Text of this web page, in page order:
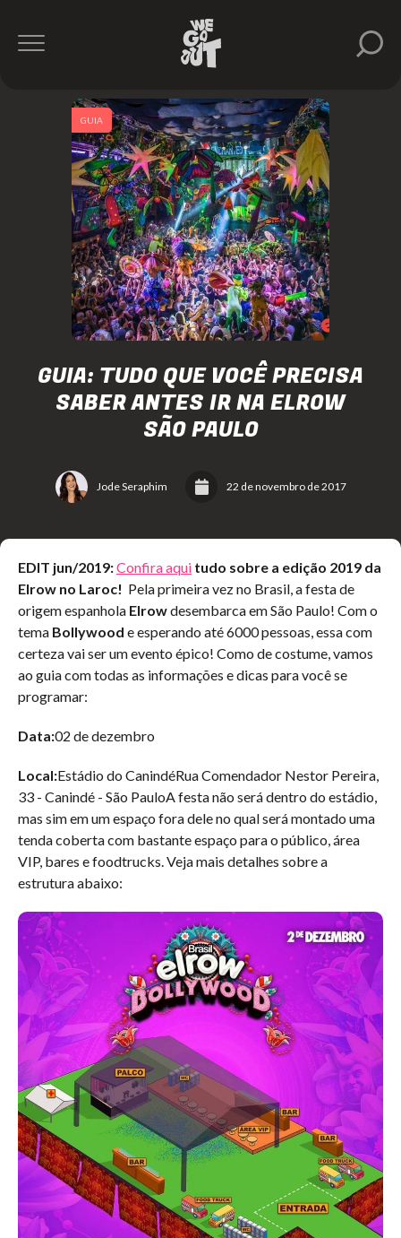
GUIA: TUDO QUE VOCÊ PRECISA
SABER ANTES IR NA ELROW
SÃO PAULO
Jode Seraphim 22 de novembro de 2017
GUIA
EDIT jun/2019:Confira aqui tudo sobre a edição 2019 da
Elrow no Laroc! Pela primeira vez no Brasil, a festa de
origem espanhola Elrowdesembarca em São Paulo! Com o
tema Bollywood e esperando até 6000 pessoas, essa com
certeza vai ser um evento épico! Como de costume, vamos
ao guia com todas as informações e dicas para você se
programar:
Data:02 de dezembro
Local:Estádio do CanindéRua Comendador Nestor Pereira,
33 - Canindé - São PauloA festa não será dentro do estádio,
mas sim em um espaço fora dele no qual será montado uma
tenda coberta com bastante espaço para o público, área
VIP, bares e foodtrucks. Veja mais detalhes sobre a
estrutura abaixo: